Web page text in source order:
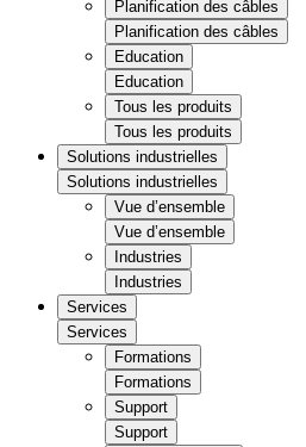
Planification des câbles
Planification des câbles
Education
Education
Tous les produits
Tous les produits
Solutions industrielles
Solutions industrielles
Vue d’ensemble
Vue d’ensemble
Industries
Industries
Services
Services
Formations
Formations
Support
Support